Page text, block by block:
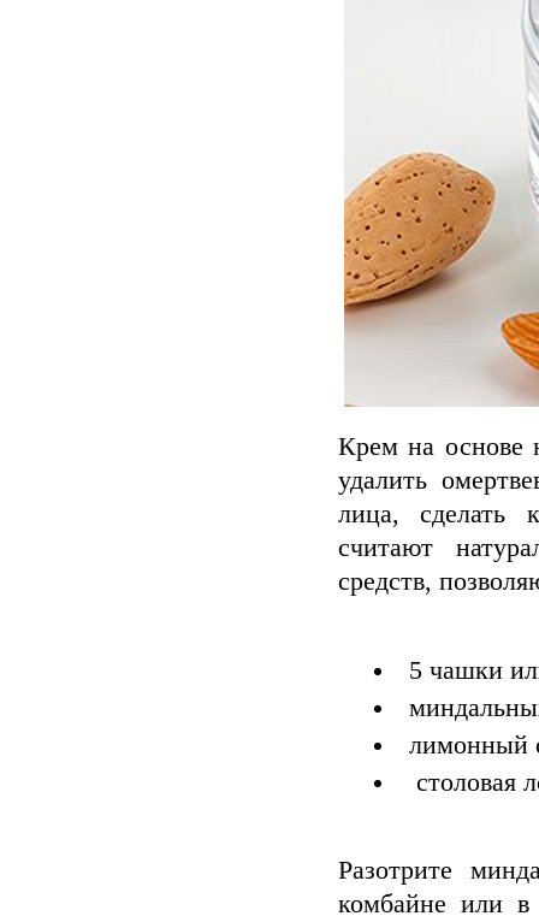
Крем на основе
удалить
лица, сделать
считают
средств,
5 чашки
лимонный
столовая
Разотрите
комбайне или